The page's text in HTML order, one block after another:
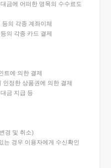
금에 어떠한 명목의 수수료도
의 각종 계좌이체
의 각종 카드 결제
트에 의한 결제
인정한 상품권에 의한 결제
금 지급 등
경 및 취소)
는 경우 이용자에게 수신확인